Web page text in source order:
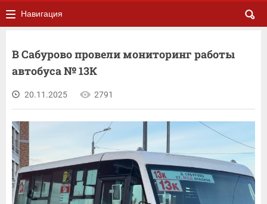
Навигация
В Сабурово провели мониторинг работы
автобуса № 13К
20.11.2025 2791